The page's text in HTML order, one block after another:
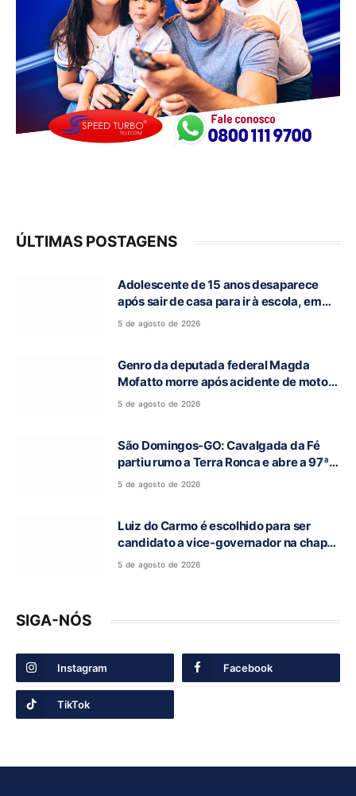
ÚLTIMAS POSTAGENS
Adolescente de 15 anos desaparece
após sair de casa para ir à escola, em
Campos Belos-GO
5 de agosto de 2026
Genro da deputada federal Magda
Mofatto morre após acidente de moto
na BR-153
5 de agosto de 2026
São Domingos-GO: Cavalgada da Fé
partiu rumo a Terra Ronca e abre a 97ª
Romaria do Bom Jesus da Lapa
5 de agosto de 2026
Luiz do Carmo é escolhido para ser
candidato a vice-governador na chapa
de Daniel Vilela
5 de agosto de 2026
SIGA-NÓS
Instagram Facebook
TikTok